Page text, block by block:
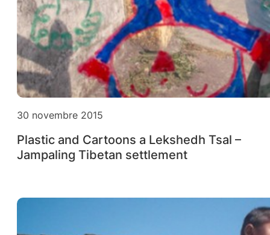
30 novembre 2015
Plastic and Cartoons a Lekshedh Tsal –
Jampaling ‪‎Tibetan‬ settlement